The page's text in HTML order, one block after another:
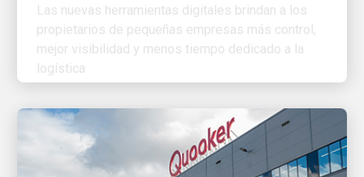
mejor visibilidad y menos tiempo dedicado a la
logística